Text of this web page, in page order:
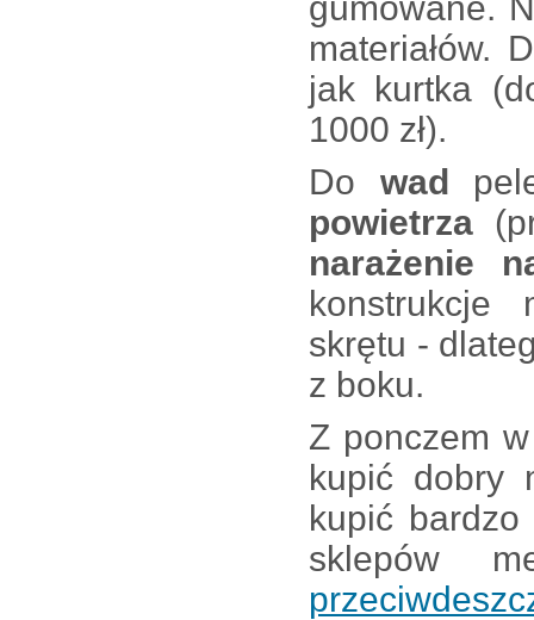
materiałów.
jak kurtka
1000 zł).
Do wad
powietrza
narażenie
konstrukcje
skrętu -
z boku.
Z ponczem
kupić dobry
kupić
sklepów